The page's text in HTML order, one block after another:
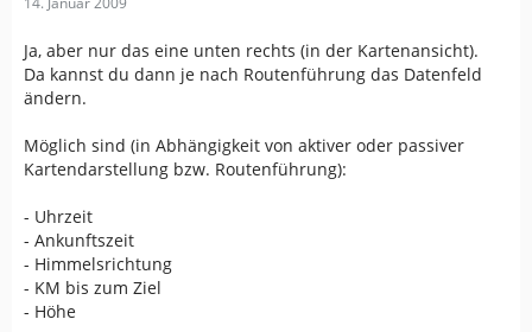
Ja, aber nur das eine unten rechts (in der Kartenansicht).
Da kannst du dann je nach Routenführung das Datenfeld
ändern.
Möglich sind (in Abhängigkeit von aktiver oder passiver
Kartendarstellung bzw. Routenführung):
- Uhrzeit
- Ankunftszeit
- Himmelsrichtung
- KM bis zum Ziel
- Höhe